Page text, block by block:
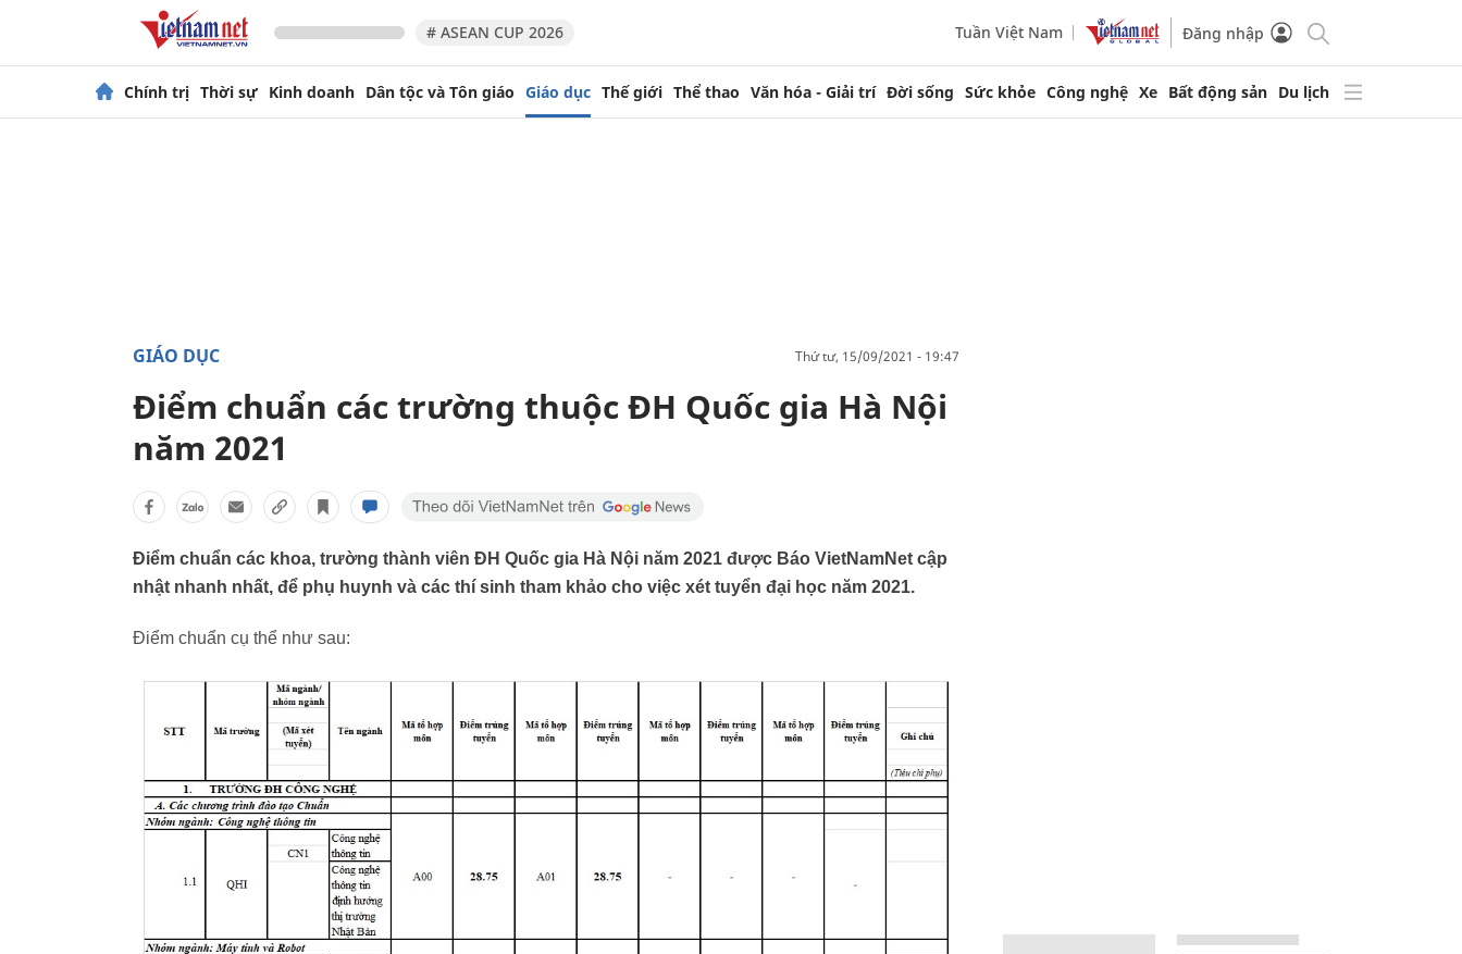
# ASEAN CUP 2026 Tuần Việt Nam Đăng nhập
Chính trị Thời sự Kinh doanh Dân tộc và Tôn giáo Giáo dục Thế giới Thể thao Văn hóa - Giải trí Đời sống Sức khỏe Công nghệ Xe Bất động sản Du lịch
GIÁO DỤC thứ tư, 15/09/2021 - 19:47
Điểm chuẩn các trường thuộc ĐH Quốc gia Hà Nội
năm 2021
Điểm chuẩn các khoa, trường thành viên ĐH Quốc gia Hà Nội năm 2021 được Báo VietNamNet cập
nhật nhanh nhất, để phụ huynh và các thí sinh tham khảo cho việc xét tuyển đại học năm 2021.
Điểm chuẩn cụ thể như sau: